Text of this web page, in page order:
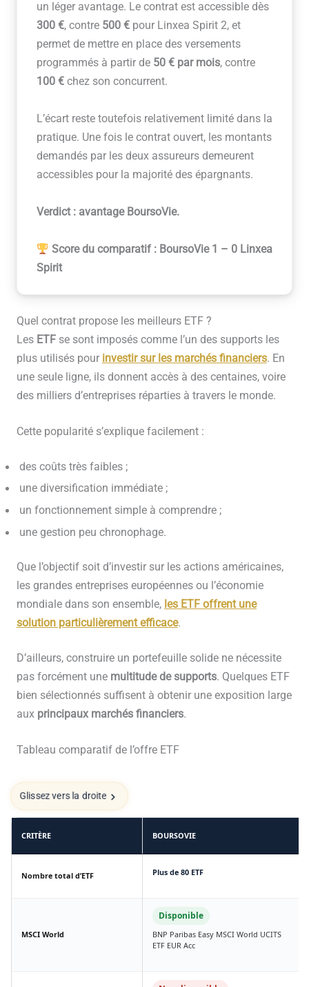
un léger avantage. Le contrat est accessible dès
300 €, contre 500 €pour Linxea Spirit 2, et
permet de mettre en place des versements
programmés à partir de 50 € par mois, contre
100 €chez son concurrent.
L’écart reste toutefois relativement limité dans la
pratique. Une fois le contrat ouvert, les montants
demandés par les deux assureurs demeurent
accessibles pour la majorité des épargnants.
Verdict : avantage BoursoVie.
Score du comparatif : BoursoVie 1 – 0 Linxea
Spirit
Quel contrat propose les meilleurs ETF ?
Les ETFse sont imposés comme l’un des supports les
plus utilisés pour investir sur les marchés financiers. En
une seule ligne, ils donnent accès à des centaines, voire
des milliers d’entreprises réparties à travers le monde.
Cette popularité s’explique facilement :
des coûts très faibles ;
une diversification immédiate ;
un fonctionnement simple à comprendre ;
une gestion peu chronophage.
Que l’objectif soit d’investir sur les actions américaines,
les grandes entreprises européennes ou l’économie
mondiale dans son ensemble, les ETF offrent une
solution particulièrement efficace.
D’ailleurs, construire un portefeuille solide ne nécessite
pas forcément une multitude de supports. Quelques ETF
bien sélectionnés suffisent à obtenir une exposition large
aux principaux marchés financiers.
Tableau comparatif de l’offre ETF
Glissez vers la droite
CRITÈRE BOURSOVIE
Nombre total d’ETF Plus de 80 ETF
MSCI World
Disponible
BNP Paribas Easy MSCI World UCITS
ETF EUR Acc